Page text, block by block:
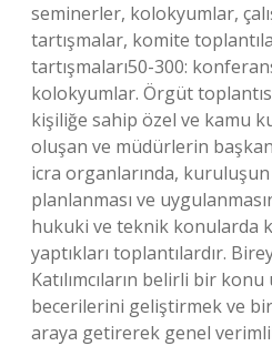
seminerler, kolokyumlar,
tartışmalar, komite
tartışmaları50-300:
kolokyumlar. Örgüt
kişiliğe sahip özel ve kamu
oluşan ve müdürlerin
icra organlarında,
planlanması ve
hukuki ve teknik konularda
yaptıkları toplantılardır.
Katılımcıların belirli bir
becerilerini geliştirmek ve
araya getirerek genel